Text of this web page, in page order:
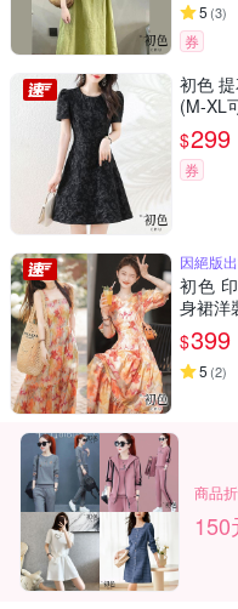
5 (3)
券
初色
(M-XL
$299
券
因絕版
初色
身裙洋
$399
5 (2)
商品
150